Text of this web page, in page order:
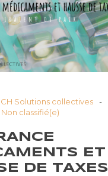
Solutions collectives
Non classifié(e)
ET
DE TAXES